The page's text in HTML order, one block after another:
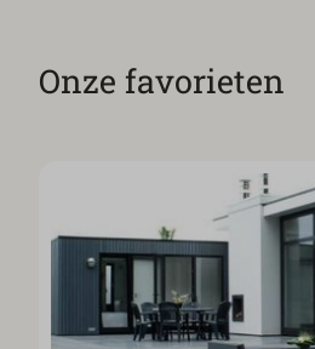
Onze favorieten